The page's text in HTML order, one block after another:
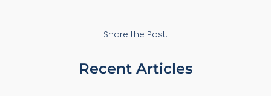
Share the Post:
Recent Articles